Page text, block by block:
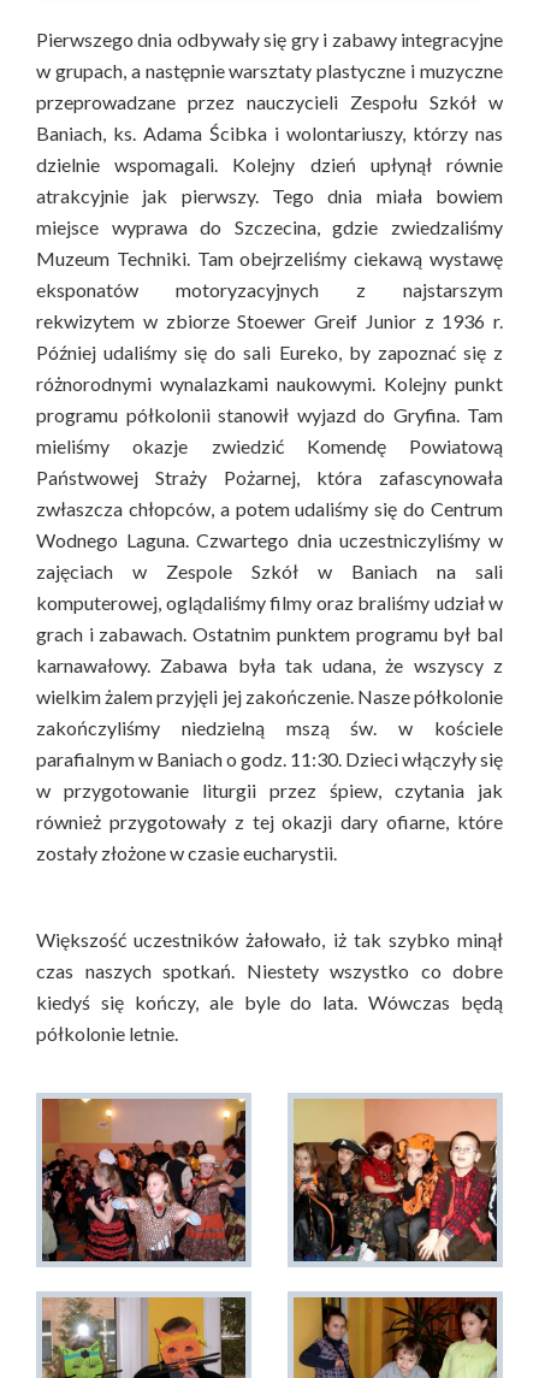
Pierwszego dnia odbywały się gry i zabawy integracyjne
w grupach, a następnie warsztaty plastyczne i muzyczne
przeprowadzane przez nauczycieli Zespołu Szkół w
Baniach, ks. Adama Ścibka i wolontariuszy, którzy nas
dzielnie wspomagali. Kolejny dzień upłynął równie
atrakcyjnie jak pierwszy. Tego dnia miała bowiem
miejsce wyprawa do Szczecina, gdzie zwiedzaliśmy
Muzeum Techniki. Tam obejrzeliśmy ciekawą wystawę
eksponatów motoryzacyjnych z najstarszym
rekwizytem w zbiorze Stoewer Greif Junior z 1936 r.
Później udaliśmy się do sali Eureko, by zapoznać się z
różnorodnymi wynalazkami naukowymi. Kolejny punkt
programu półkolonii stanowił wyjazd do Gryfina. Tam
mieliśmy okazje zwiedzić Komendę Powiatową
Państwowej Straży Pożarnej, która zafascynowała
zwłaszcza chłopców, a potem udaliśmy się do Centrum
Wodnego Laguna. Czwartego dnia uczestniczyliśmy w
zajęciach w Zespole Szkół w Baniach na sali
komputerowej, oglądaliśmy filmy oraz braliśmy udział w
grach i zabawach. Ostatnim punktem programu był bal
karnawałowy. Zabawa była tak udana, że wszyscy z
wielkim żalem przyjęli jej zakończenie. Nasze półkolonie
zakończyliśmy niedzielną mszą św. w kościele
parafialnym w Baniach o godz. 11:30. Dzieci włączyły się
w przygotowanie liturgii przez śpiew, czytania jak
również przygotowały z tej okazji dary ofiarne, które
zostały złożone w czasie eucharystii.
Większość uczestników żałowało, iż tak szybko minął
czas naszych spotkań. Niestety wszystko co dobre
kiedyś się kończy, ale byle do lata. Wówczas będą
półkolonie letnie.